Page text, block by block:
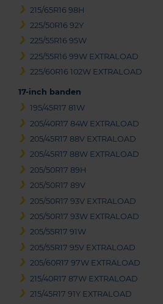
215/65R16 98H
225/50R16 92Y
225/55R16 95W
225/55R16 99W EXTRALOAD
225/60R16 102W EXTRALOAD
17-inch banden
195/45R17 81W
205/40R17 84W EXTRALOAD
205/45R17 88V EXTRALOAD
205/45R17 88W EXTRALOAD
205/50R17 89H
205/50R17 89V
205/50R17 93V EXTRALOAD
205/50R17 93W EXTRALOAD
205/55R17 91W
205/55R17 95V EXTRALOAD
205/60R17 97W EXTRALOAD
215/40R17 87W EXTRALOAD
215/45R17 91Y EXTRALOAD